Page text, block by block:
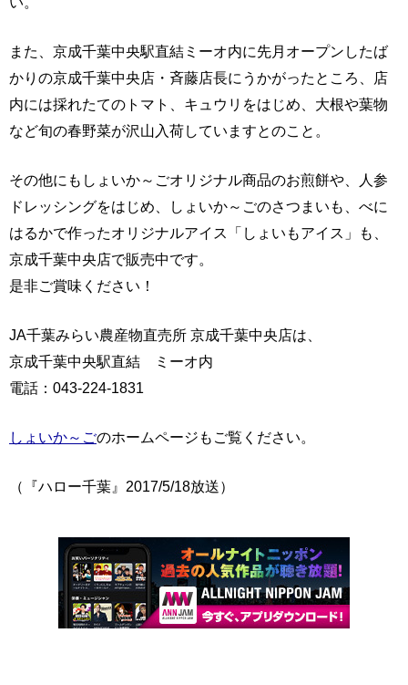
また、京成千葉中央駅直結ミーオ内に先月オープンしたば
かりの京成千葉中央店・斉藤店長にうかがったところ、店
内には採れたてのトマト、キュウリをはじめ、大根や葉物
など旬の春野菜が沢山入荷していますとのこと。
その他にもしょいか～ごオリジナル商品のお煎餅や、人参
ドレッシングをはじめ、しょいか～ごのさつまいも、べに
はるかで作ったオリジナルアイス「しょいもアイス」も、
京成千葉中央店で販売中です。
是非ご賞味ください！
JA千葉みらい農産物直売所 京成千葉中央店は、
京成千葉中央駅直結 ミーオ内
電話：043-224-1831
しょいか～ごのホームページもご覧ください。
（『ハロー千葉』2017/5/18放送）